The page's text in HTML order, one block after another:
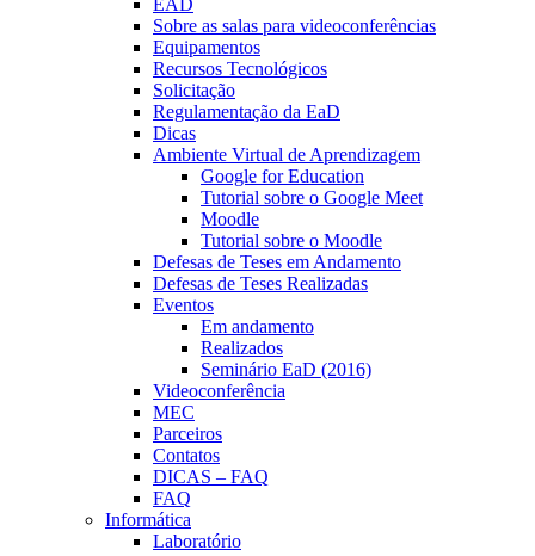
EAD
Sobre as salas para videoconferências
Equipamentos
Recursos Tecnológicos
Solicitação
Regulamentação da EaD
Dicas
Ambiente Virtual de Aprendizagem
Google for Education
Tutorial sobre o Google Meet
Moodle
Tutorial sobre o Moodle
Defesas de Teses em Andamento
Defesas de Teses Realizadas
Eventos
Em andamento
Realizados
Seminário EaD (2016)
Videoconferência
MEC
Parceiros
Contatos
DICAS – FAQ
FAQ
Informática
Laboratório